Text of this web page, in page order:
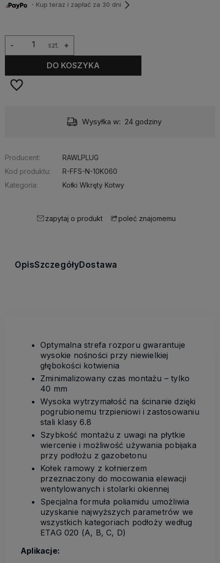
・Kup teraz i zapłać za 30 dni
szt. +
-
DO KOSZYKA
Wysyłka w: 24 godziny
Producent:
RAWLPLUG
Kod produktu:
R-FFS-N-10K060
Kategoria:
Kołki Wkręty Kotwy
zapytaj o produkt poleć znajomemu
OpisSzczegółyDostawa
Optymalna strefa rozporu gwarantuje
wysokie nośności przy niewielkiej
głębokości kotwienia
Zminimalizowany czas montażu – tylko
40 mm
Wysoka wytrzymałość na ścinanie dzięki
pogrubionemu trzpieniowi i zastosowaniu
stali klasy 6.8
Szybkość montażu z uwagi na płytkie
wiercenie i możliwość używania pobijaka
przy podłożu z gazobetonu
Kołek ramowy z kołnierzem
przeznaczony do mocowania elewacji
wentylowanych i stolarki okiennej
Specjalna formuła poliamidu umożliwia
uzyskanie najwyższych parametrów we
wszystkich kategoriach podłoży według
ETAG 020 (A, B, C, D)
Aplikacje: